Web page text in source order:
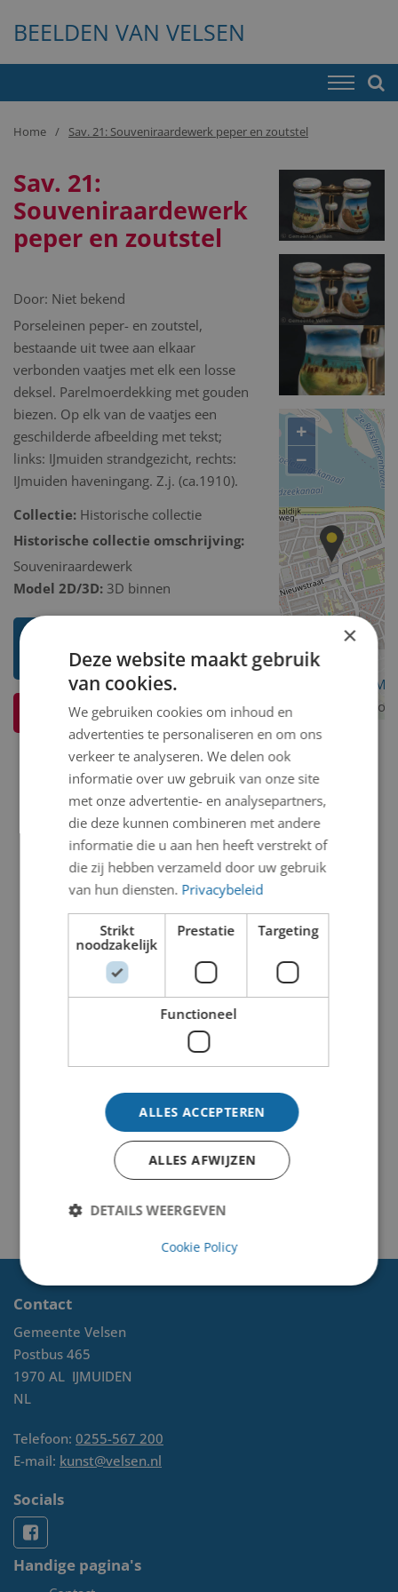
BEELDEN VAN VELSEN
Home Sav. 21: Souveniraardewerk peper en zoutstel
Sav. 21:
Souveniraardewerk
peper en zoutstel
Door: Niet bekend
Porseleinen peper- en zoutstel,
bestaande uit twee aan elkaar
verbonden vaatjes met elk een losse
deksel. Parelmoerdekking met gouden
biezen. Op elk van de vaatjes een
geschilderde afbeelding met tekst;
links: IJmuiden strandgezicht, rechts:
IJmuiden haveningang. Z.j. (ca.1910).
Collectie: Historische collectie
Historische collectie omschrijving:
Souveniraardewerk
Model 2D/3D: 3D binnen
bekend
Ik weet meer over dit kunstwerk
+
−
Contact
Gemeente Velsen
Postbus 465
1970 AL IJMUIDEN
NL
Telefoon: 0255-567 200
E-mail: kunst@velsen.nl
Socials
Handige pagina's
×
Deze website maakt gebruik
van cookies.
We gebruiken cookies om inhoud en
advertenties te personaliseren en om ons
verkeer te analyseren. We delen ook
informatie over uw gebruik van onze site
met onze advertentie- en analysepartners,
die deze kunnen combineren met andere
informatie die u aan hen heeft verstrekt of
die zij hebben verzameld door uw gebruik
van hun diensten. Privacybeleid
Strikt
noodzakelijk
Prestatie Targeting
Functioneel
ALLES ACCEPTEREN
ALLES AFWIJZEN
DETAILS WEERGEVEN
Cookie Policy